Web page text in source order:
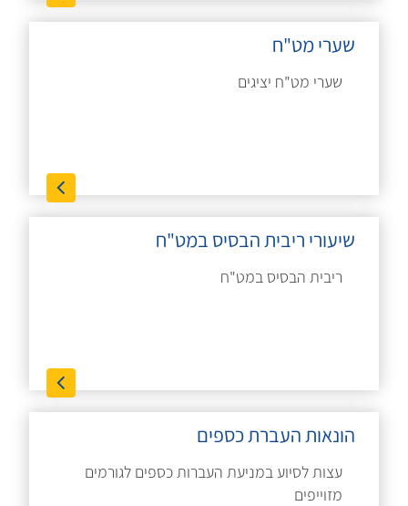
שערי מט"ח
שערי מט"ח יציגים
שיעורי ריבית הבסיס במט"ח
ריבית הבסיס במט"ח
הונאות העברת כספים
עצות לסיוע במניעת העברות כספים לגורמים
מזוייפים